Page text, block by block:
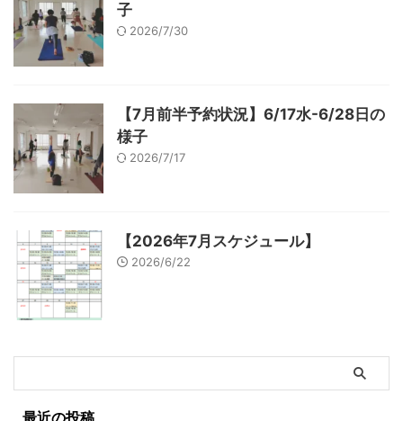
子
2026/7/30
【7月前半予約状況】6/17水-6/28日の
様子
2026/7/17
【2026年7月スケジュール】
2026/6/22
最近の投稿